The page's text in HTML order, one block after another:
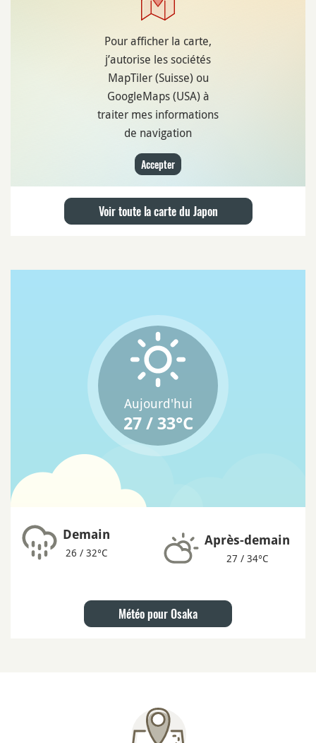
Pour afficher la carte,
j’autorise les sociétés
MapTiler (Suisse) ou
GoogleMaps (USA) à
traiter mes informations
de navigation
Accepter
Voir toute la carte du Japon
Aujourd'hui
27 / 33°C
Demain
26 / 32°C
Après-demain
27 / 34°C
Météo pour Osaka